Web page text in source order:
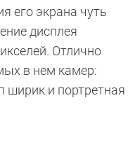
его экрана чуть
дисплея
Отлично
в нем камер:
ширик и портретная